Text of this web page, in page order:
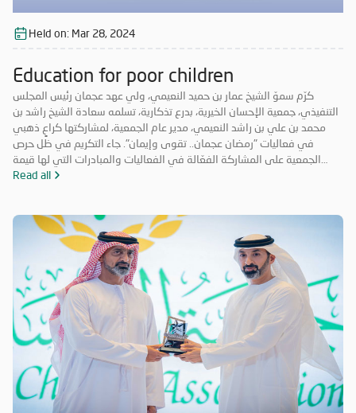
Held on: Mar 28, 2024
Education for poor children
كرّم سموّ الشيخ عمار بن حميد النعيمي، ولي عهد عجمان رئيس المجلس
التنفيذي، جمعية الإحسان الخيرية، بدرع تذكارية، تسلمه سعادة الشيخ راشد بن
محمد بن علي بن راشد النعيمي، مدير عام الجمعية، لمشاركتها كراعٍ ذهبي
في فعاليات "رمضان عجمان.. تقوى وإيمان". جاء التكريم في ظل حرص
الجمعية على المشاركة الفعّالة في الفعاليات والمبادرات التي لها قيمة
مضافة تعود على المجتمع بالخير والنفع، وهو ما تتميز به فعاليات "رمضان
وواجبها تجاه الإمارة؛ إذ قامت برعاية ذهبية للفعاليات والنشاطات
والمبادرات الدينية والاجتماعية المتنوعة التي تحاكي روحانيات شهر رمضان
المبارك، انسجاماً مع نهج الخير والعطاء الذي تتبناه الجمعية منذ تأسيسها،
وتعزيزاً لمكانة الإمارة وإبراز دورها في نشر قيم الخير والمحبة في الشهر
الفضيل.
Read all